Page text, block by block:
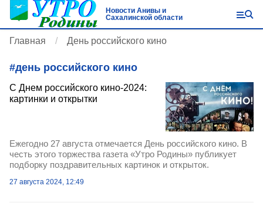
Новости Анивы и
Сахалинской области
Главная День российского кино
#день российского кино
С Днем российского кино-2024:
картинки и открытки
Ежегодно 27 августа отмечается День российского кино. В
честь этого торжества газета «Утро Родины» публикует
подборку поздравительных картинок и открыток.
27 августа 2024, 12:49